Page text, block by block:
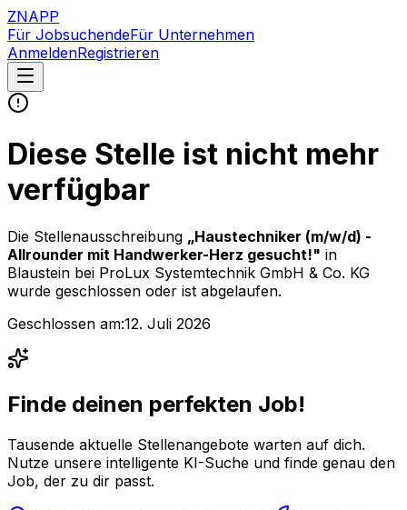
ZNAPP
Für JobsuchendeFür Unternehmen
AnmeldenRegistrieren
Diese Stelle ist nicht mehr
verfügbar
Die Stellenausschreibung „Haustechniker (m/w/d) -
Allrounder mit Handwerker-Herz gesucht!" in
Blaustein bei ProLux Systemtechnik GmbH & Co. KG
wurde geschlossen oder ist abgelaufen.
Geschlossen am:12. Juli 2026
Finde deinen perfekten Job!
Tausende aktuelle Stellenangebote warten auf dich.
Nutze unsere intelligente KI-Suche und finde genau den
Job, der zu dir passt.